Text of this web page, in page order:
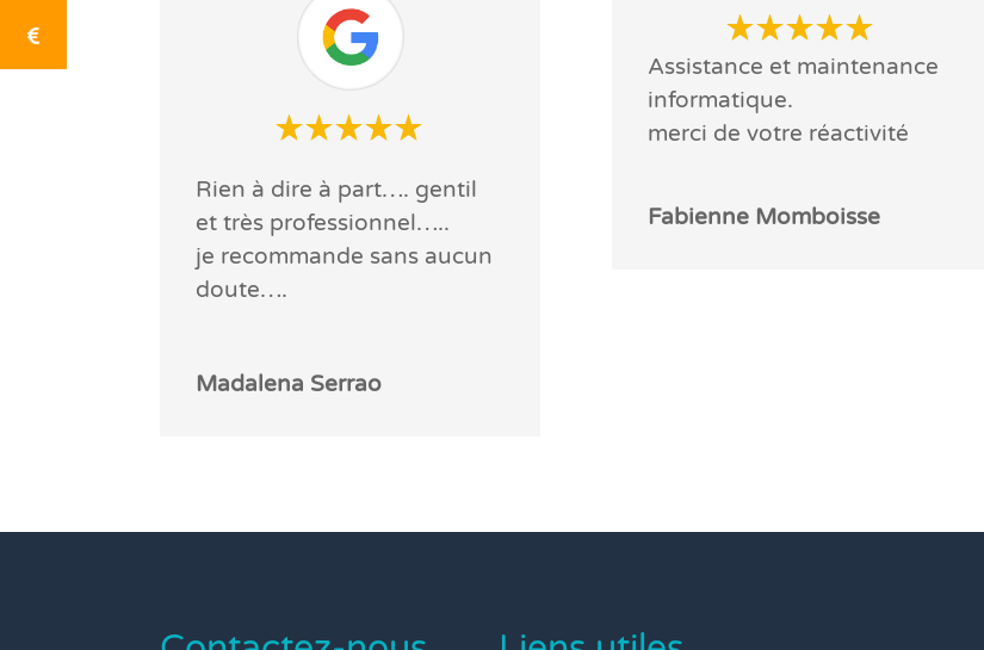
Rien à dire à part…. gentil
et très professionnel…..
je recommande sans aucun
doute….
Madalena Serrao
Assistance et maintenance
informatique.
merci de votre réactivité
Fabienne Momboisse